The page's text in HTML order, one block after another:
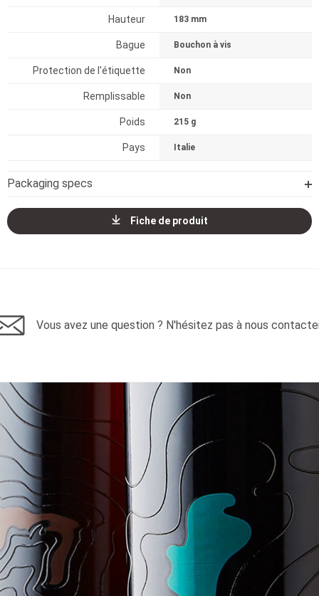
Hauteur 183 mm
Bague Bouchon à vis
Protection de l'étiquette Non
Remplissable Non
Poids 215 g
Pays Italie
Packaging specs
Fiche de produit
Vous avez une question ? N'hésitez pas à nous